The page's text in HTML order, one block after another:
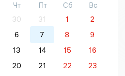
Чт Пт Сб
Вс
30 31 1
2
6 7 8
9
13 14 15
16
20 21 22
23